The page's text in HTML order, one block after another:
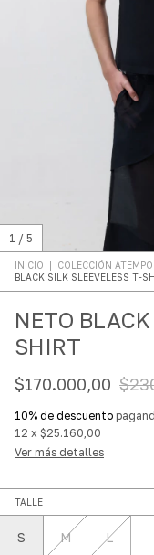
1 / 5
INICIO COLECCIÓN
BLACK SILK SLEEVELESS T-
NETO
SHIRT
$170.000,00
10% de descuento
12 x $25.160,00
Ver más detalles
TALLE
S M L